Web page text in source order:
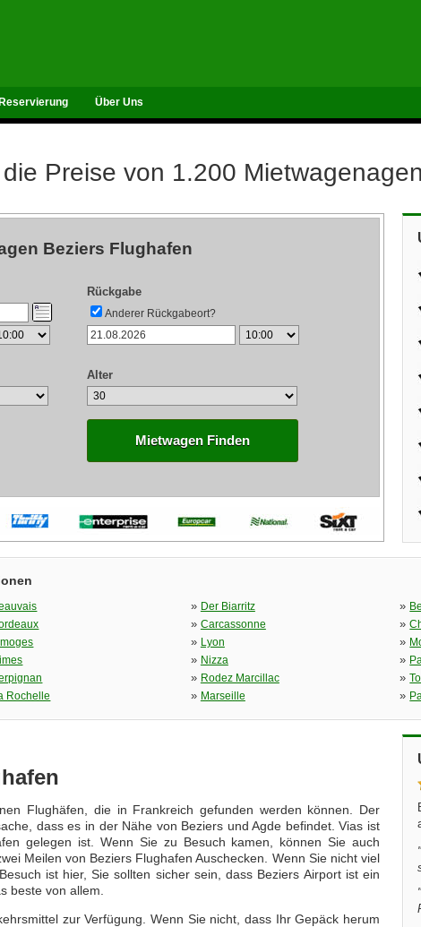
Über Uns
Preise von 1.200
Beziers Flughafen
Rückgabe
Anderer Rückgabeort?
Alter
Mietwagen Finden
» Der Biarritz »
» Carcassonne »
» Lyon »
» Nizza »
» Rodez Marcillac »
Rochelle » Marseille »
Flughäfen, die in Frankreich gefunden werden können. Der
dass es in der Nähe von Beziers und Agde befindet. Vias ist
gelegen ist. Wenn Sie zu Besuch kamen, können Sie auch
Meilen von Beziers Flughafen Auschecken. Wenn Sie nicht viel
ist hier, Sie sollten sicher sein, dass Beziers Airport ist ein
beste von allem.
zur Verfügung. Wenn Sie nicht, dass Ihr Gepäck herum
"
"